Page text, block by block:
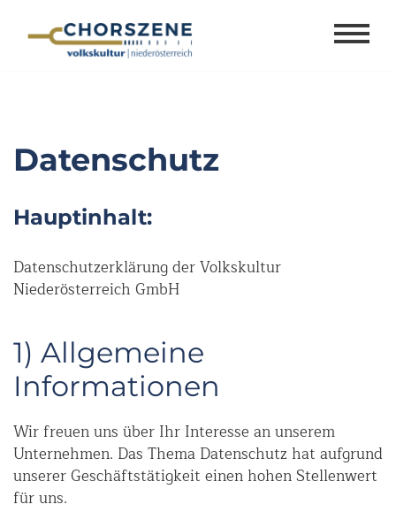
Datenschutz
Hauptinhalt:
Datenschutzerklärung der Volkskultur
Niederösterreich GmbH
1) Allgemeine
Informationen
Wir freuen uns über Ihr Interesse an unserem
Unternehmen. Das Thema Datenschutz hat aufgrund
unserer Geschäftstätigkeit einen hohen Stellenwert
für uns.